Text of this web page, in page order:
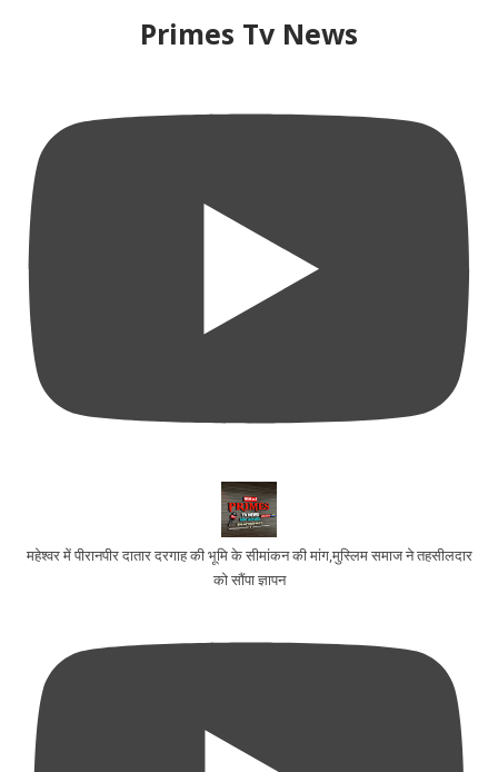
Primes Tv News
महेश्वर में पीरानपीर दातार दरगाह की भूमि के सीमांकन की मांग,मुस्लिम समाज ने तहसीलदार
को सौंपा ज्ञापन